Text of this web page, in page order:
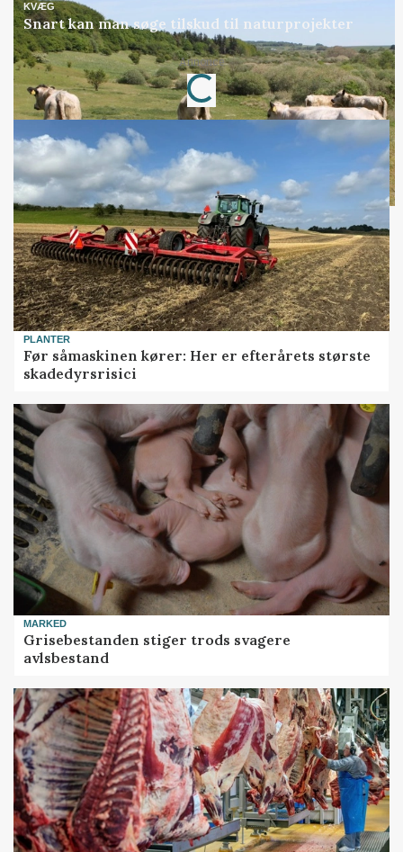
KVÆG
Snart kan man søge tilskud til naturprojekter
Annonce
Loading...
PLANTER
Før såmaskinen kører: Her er efterårets største
skadedyrsrisici
MARKED
Grisebestanden stiger trods svagere
avlsbestand